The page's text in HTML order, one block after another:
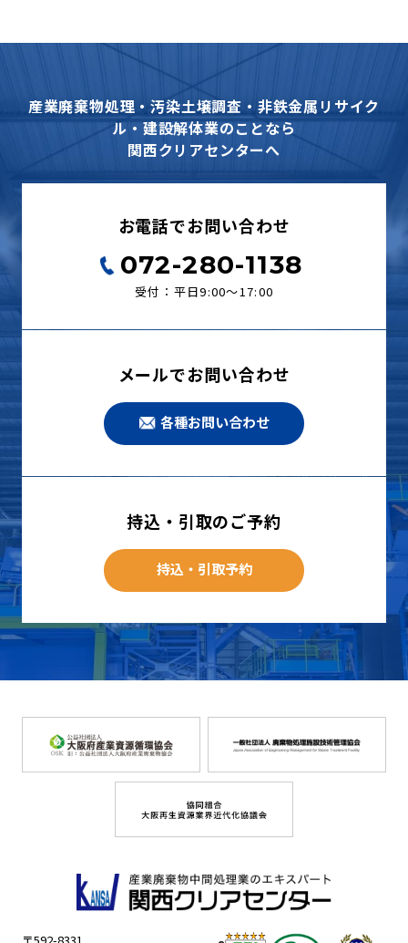
産業廃棄物処理・汚染土壌調査・非鉄金属リサイク
ル・建設解体業のことなら
関西クリアセンターへ
お電話でお問い合わせ
072-280-1138
受付：平日9:00〜17:00
メールでお問い合わせ
各種お問い合わせ
持込・引取のご予約
持込・引取予約